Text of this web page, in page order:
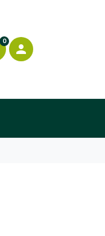
0

Connexion